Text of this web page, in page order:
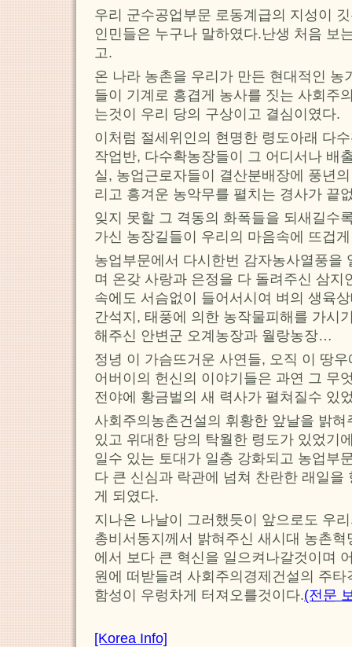
우리 군수공업부문 로동계급의 지성이
인민들은 누구나 말하였다.난생 처음 보
고.
온 나라 농촌을 우리가 만든 현대적인 농
들이 기계로 흥겹게 농사를 짓는 사회주
는것이 우리 당의 구상이고 결심이였다.
이처럼 절세위인의 현명한 령도아래 다
작업반, 다수확농장들이 그 어디서나 배
실, 농업근로자들이 결산분배장에 풍년
리고 흥겨운 농악무를 펼치는 경사가 끝
잊지 못할 그 격동의 화폭들을 되새길수
가신 농장길들이 우리의 마음속에 뜨겁
농업부문에서 다시한번 감자농사열풍을
며 온갖 사랑과 은정을 다 돌려주신 삼지
속에도 서슴없이 들어서시여 벼의 생육
간석지, 태풍에 의한 농작물피해를 가시
해주신 안변군 오계농장과 월랑농장…
정녕 이 가슴뜨거운 사연들, 오직 이 땅
어버이의 헌신의 이야기들은 과연 그 무
전야에 황금벌의 새 력사가 펼쳐질수 있
사회주의농촌건설의 휘황한 앞날을 밝
있고 위대한 당의 탁월한 령도가 있었기
일수 있는 토대가 일층 강화되고 농업부
다 큰 신심과 락관에 넘쳐 찬란한 래일을
게 되였다.
지나온 나날이 그러했듯이 앞으로도 우
총비서동지께서 밝혀주신 새시대 농촌
에서 보다 큰 혁신을 일으켜나갈것이며
원에 떠받들려 사회주의경제건설의 주
함성이 우렁차게 터져오를것이다.(전문
[Korea Info]